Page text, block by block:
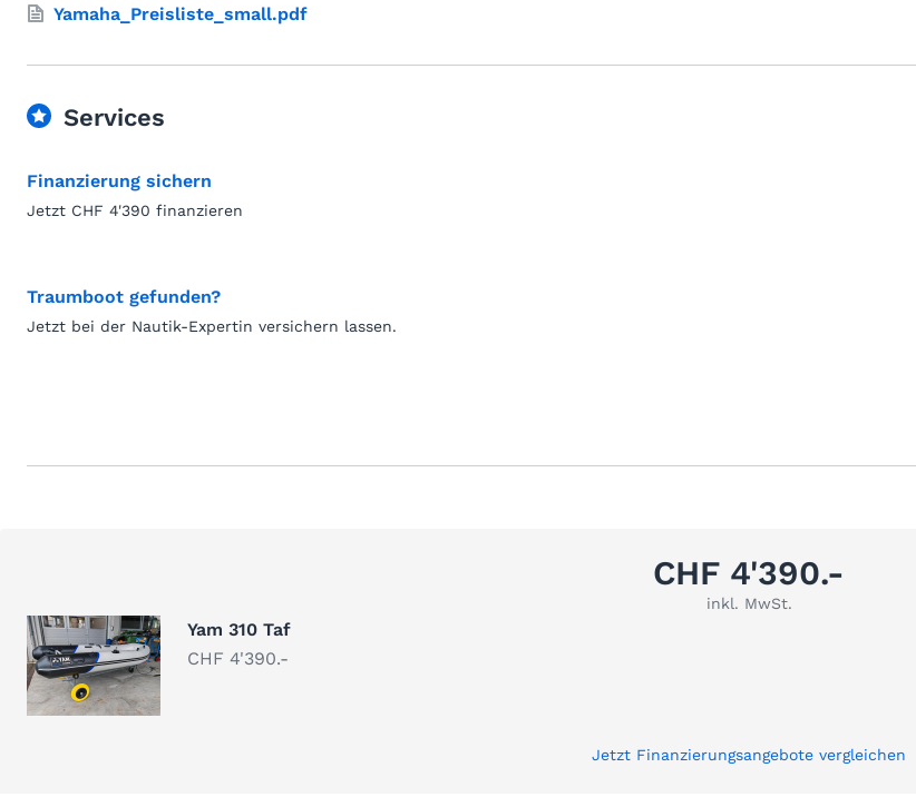
Yamaha_Preisliste_small.pdf
Services
Finanzierung sichern
Jetzt CHF 4'390 finanzieren
Traumboot gefunden?
Jetzt bei der Nautik-Expertin versichern lassen.
CHF 4'390.-
inkl. MwSt.
Yam 310 Taf
CHF 4'390.-
Jetzt Finanzierungsangebote vergleichen